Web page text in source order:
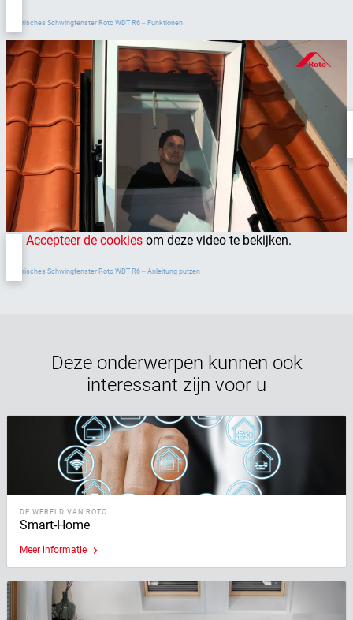
Elektrisches Schwingfenster Roto WDT R6 ‒ Funktionen
Accepteer de cookies om deze video te bekijken.
Elektrisches Schwingfenster Roto WDT R6 ‒ Anleitung putzen
Deze onderwerpen kunnen ook
interessant zijn voor u
DE WERELD VAN ROTO
Smart-Home
Meer informatie keyboard_arrow_right